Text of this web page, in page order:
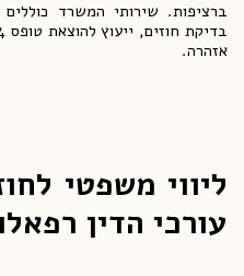
ברציפות. שירותי המשרד כוללים
אזהרה.
ליווי משפטי
עורכי הדין